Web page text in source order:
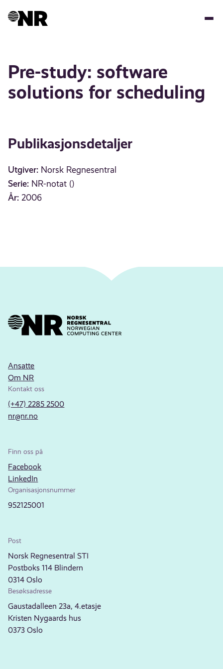
Pre-study: software
solutions for scheduling
Publikasjonsdetaljer
Utgiver: Norsk Regnesentral
Serie: NR-notat ()
År: 2006
Ansatte
Om NR
Kontakt oss
(+47) 2285 2500
nr@nr.no
Finn oss på
Facebook
LinkedIn
Organisasjonsnummer
952125001
Post
Norsk Regnesentral STI
Postboks 114 Blindern
0314 Oslo
Besøksadresse
Gaustadalleen 23a, 4.etasje
Kristen Nygaards hus
0373 Oslo